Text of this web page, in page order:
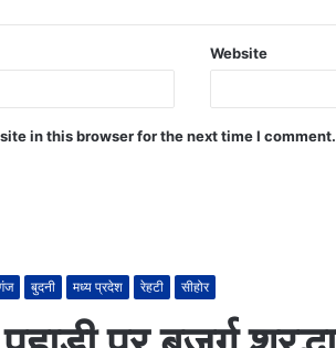
Website
in this browser for the next time I comment.